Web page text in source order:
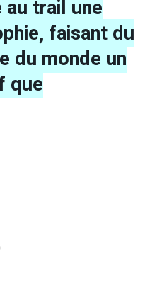
au trail une
faisant du
du monde un
que